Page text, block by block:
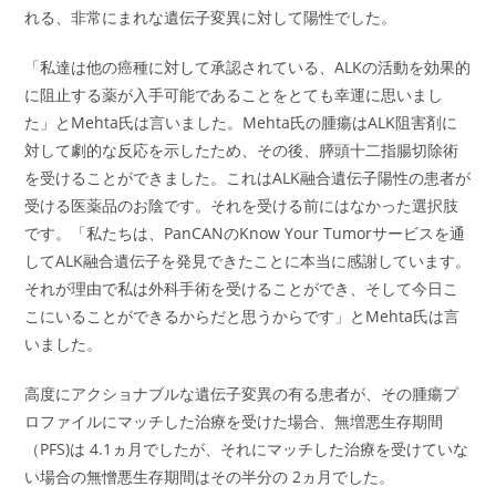
れる、非常にまれな遺伝子変異に対して陽性でした。
「私達は他の癌種に対して承認されている、ALKの活動を効果的
に阻止する薬が入手可能であることをとても幸運に思いまし
た」とMehta氏は言いました。Mehta氏の腫瘍はALK阻害剤に
対して劇的な反応を示したため、その後、膵頭十二指腸切除術
を受けることができました。これはALK融合遺伝子陽性の患者が
受ける医薬品のお陰です。それを受ける前にはなかった選択肢
です。「私たちは、PanCANのKnow Your Tumorサービスを通
してALK融合遺伝子を発見できたことに本当に感謝しています。
それが理由で私は外科手術を受けることができ、そして今日こ
こにいることができるからだと思うからです」とMehta氏は言
いました。
高度にアクショナブルな遺伝子変異の有る患者が、その腫瘍プ
ロファイルにマッチした治療を受けた場合、無増悪生存期間
（PFS)は 4.1ヵ月でしたが、それにマッチした治療を受けていな
い場合の無憎悪生存期間はその半分の 2ヵ月でした。